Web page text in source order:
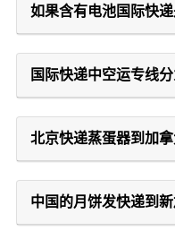
如果含有电池国际快
国际快递中空运专线
北京快递蒸蛋器到加
中国的月饼发快递到